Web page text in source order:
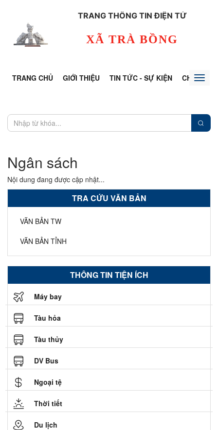
TRANG THÔNG TIN ĐIỆN TỬ
XÃ TRÀ BỒNG
TRANG CHỦ GIỚI THIỆU TIN TỨC - SỰ KIỆN CHUYÊN
Ngân sách
Nội dung đang được cập nhật...
TRA CỨU VĂN BẢN
VĂN BẢN TW
VĂN BẢN TỈNH
THÔNG TIN TIỆN ÍCH
Máy bay
Tàu hỏa
Tàu thủy
DV Bus
Ngoại tệ
Thời tiết
Du lịch